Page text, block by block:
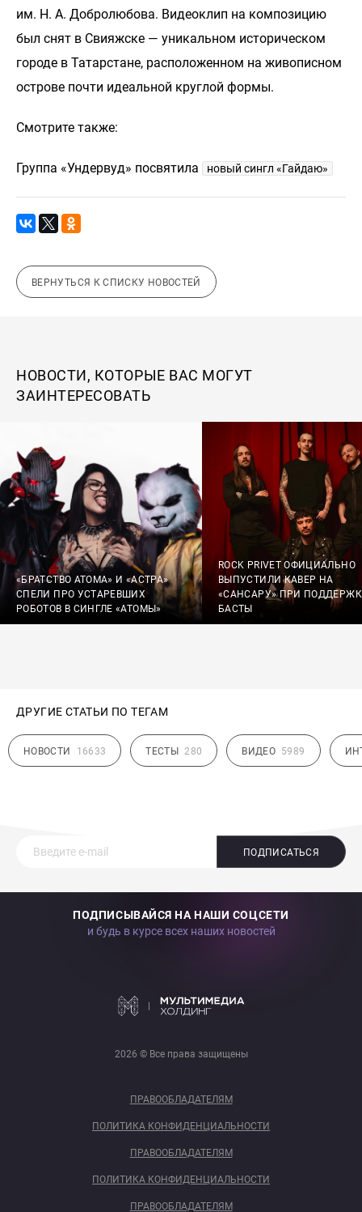
им. Н. А. Добролюбова. Видеоклип на композицию
был снят в Свияжске — уникальном историческом
городе в Татарстане, расположенном на живописном
острове почти идеальной круглой формы.
Смотрите также:
Группа «Ундервуд» посвятила новый сингл «Гайдаю»
ВЕРНУТЬСЯ К СПИСКУ НОВОСТЕЙ
НОВОСТИ, КОТОРЫЕ ВАС МОГУТ
ЗАИНТЕРЕСОВАТЬ
«БРАТСТВО АТОМА» И «АСТРА»
СПЕЛИ ПРО УСТАРЕВШИХ
РОБОТОВ В СИНГЛЕ «АТОМЫ»
ROCK PRIVET ОФИЦИАЛЬНО
ВЫПУСТИЛИ КАВЕР НА
«САНСАРУ» ПРИ
БАСТЫ
ДРУГИЕ СТАТЬИ ПО ТЕГАМ
НОВОСТИ 16633 ТЕСТЫ 280 ВИДЕО 5989
ПОДПИСАТЬСЯ
ПОДПИСЫВАЙСЯ НА НАШИ СОЦСЕТИ
и будь в курсе всех наших новостей
2026 © Все права защищены
ПРАВООБЛАДАТЕЛЯМ
ПОЛИТИКА КОНФИДЕНЦИАЛЬНОСТИ
ПРАВООБЛАДАТЕЛЯМ
ПОЛИТИКА КОНФИДЕНЦИАЛЬНОСТИ
ПРАВООБЛАДАТЕЛЯМ